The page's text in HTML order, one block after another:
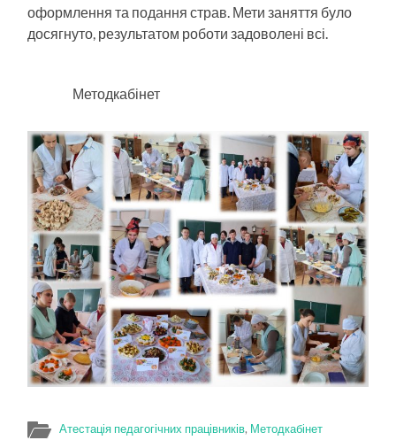
оформлення та подання страв. Мети заняття було
досягнуто, результатом роботи задоволені всі.
Методкабінет
Атестація педагогічних працівників, Методкабінет